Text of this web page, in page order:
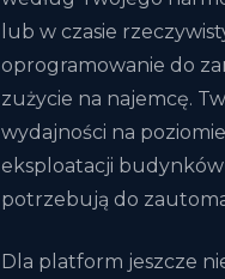
lub w czasie
oprogramowanie do
zużycie na najemcę.
wydajności na
eksploatacji budynków
potrzebują do
Dla platform jeszcze